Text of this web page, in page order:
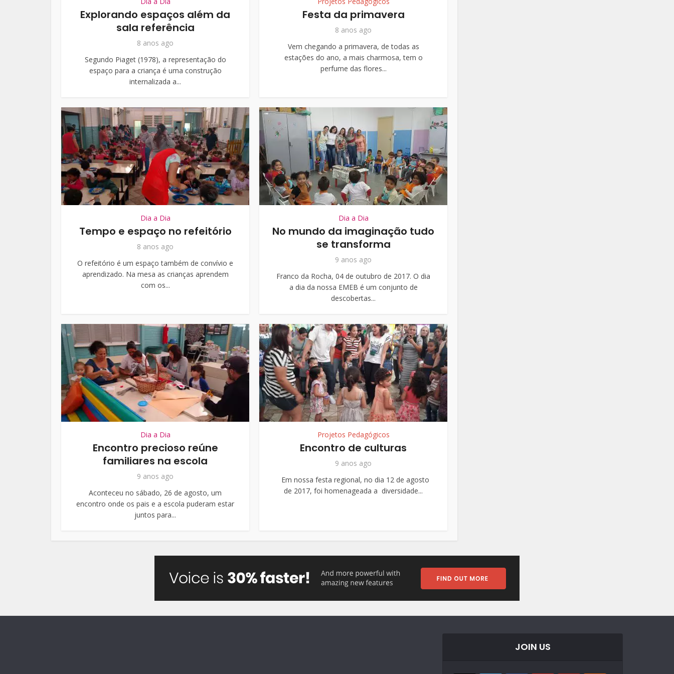
Explorando espaços além da
sala referência
8 anos ago
Segundo Piaget (1978), a representação do
espaço para a criança é uma construção
internalizada a...
Festa da primavera
8 anos ago
Vem chegando a primavera, de todas as
estações do ano, a mais charmosa, tem o
perfume das flores...
Dia a Dia
Tempo e espaço no refeitório
8 anos ago
O refeitório é um espaço também de convívio e
aprendizado. Na mesa as crianças aprendem
com os...
Dia a Dia
No mundo da imaginação tudo
se transforma
9 anos ago
Franco da Rocha, 04 de outubro de 2017. O dia
a dia da nossa EMEB é um conjunto de
descobertas...
Dia a Dia
Encontro precioso reúne
familiares na escola
9 anos ago
Aconteceu no sábado, 26 de agosto, um
encontro onde os pais e a escola puderam estar
juntos para...
Projetos Pedagógicos
Encontro de culturas
9 anos ago
Em nossa festa regional, no dia 12 de agosto
de 2017, foi homenageada a diversidade...
JOIN US